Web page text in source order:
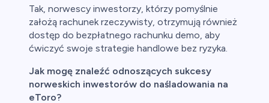
Tak, norwescy inwestorzy, którzy pomyślnie
założą rachunek rzeczywisty, otrzymują również
dostęp do bezpłatnego rachunku demo, aby
ćwiczyć swoje strategie handlowe bez ryzyka.
Jak mogę znaleźć odnoszących sukcesy
norweskich inwestorów do naśladowania na
eToro?